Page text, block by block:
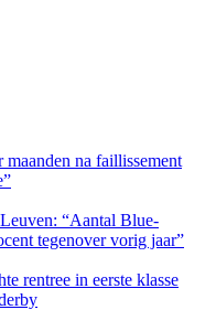
na faillissement
“Aantal Blue-
tegenover vorig jaar”
rentree in eerste klasse